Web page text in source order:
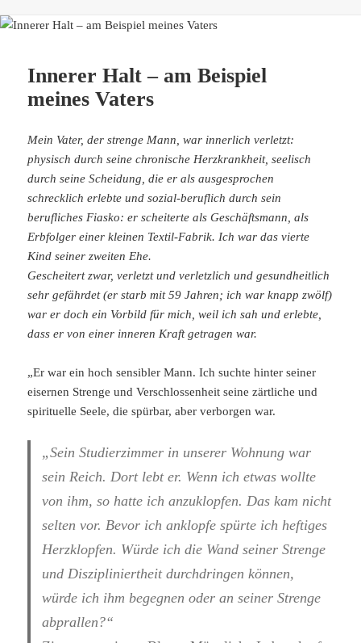
Innerer Halt – am Beispiel
meines Vaters
Mein Vater, der strenge Mann, war innerlich verletzt:
physisch durch seine chronische Herzkrankheit, seelisch
durch seine Scheidung, die er als ausgesprochen
schrecklich erlebte und sozial-beruflich durch sein
berufliches Fiasko: er scheiterte als Geschäftsmann, als
Erbfolger einer kleinen Textil-Fabrik. Ich war das vierte
Kind seiner zweiten Ehe.
Gescheitert zwar, verletzt und verletzlich und gesundheitlich
sehr gefährdet (er starb mit 59 Jahren; ich war knapp zwölf)
war er doch ein Vorbild für mich, weil ich sah und erlebte,
dass er von einer inneren Kraft getragen war.
„Er war ein hoch sensibler Mann. Ich suchte hinter seiner
eisernen Strenge und Verschlossenheit seine zärtliche und
spirituelle Seele, die spürbar, aber verborgen war.
„Sein Studierzimmer in unserer Wohnung war
sein Reich. Dort lebt er. Wenn ich etwas wollte
von ihm, so hatte ich anzuklopfen. Das kam nicht
selten vor. Bevor ich anklopfe spürte ich heftiges
Herzklopfen. Würde ich die Wand seiner Strenge
und Diszipliniertheit durchdringen können,
würde ich ihm begegnen oder an seiner Strenge
abprallen?“